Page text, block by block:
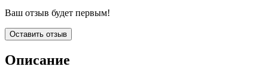
Ваш отзыв будет первым!
Оставить отзыв
Описание